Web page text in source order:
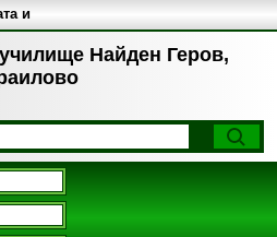
Найден Геров,
и